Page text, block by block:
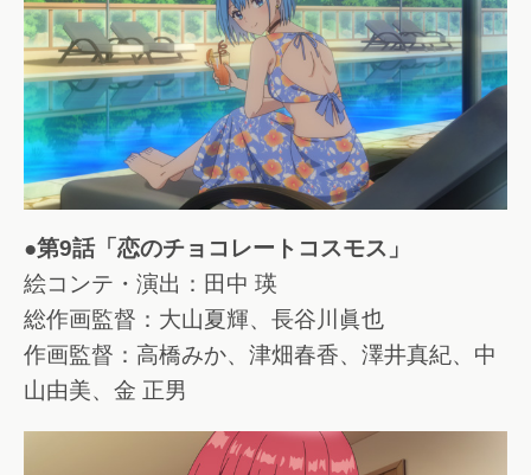
●第9話「恋のチョコレートコスモス」
絵コンテ・演出：田中 瑛
総作画監督：大山夏輝、長谷川眞也
作画監督：高橋みか、津畑春香、澤井真紀、中
山由美、金 正男